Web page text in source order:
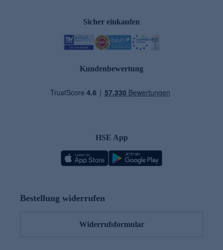
Sicher einkaufen
Kundenbewertung
HSE App
Bestellung widerrufen
Widerrufsformular